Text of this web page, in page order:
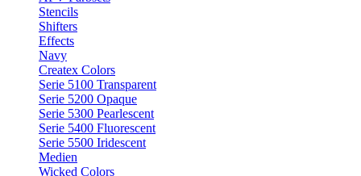
Stencils
Shifters
Effects
Navy
Createx Colors
Serie 5100 Transparent
Serie 5200 Opaque
Serie 5300 Pearlescent
Serie 5400 Fluorescent
Serie 5500 Iridescent
Medien
Wicked Colors